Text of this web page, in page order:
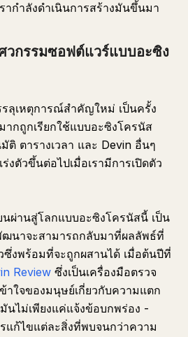
ากำลังดำเนินการสร้างมันขึ้นมา
วกรรมซอฟต์แวร์แบบอะซิง
รลุเหตุการณ์สำคัญใหม่ เป็นครั้ง
กถูกเรียกใช้แบบอะซิงโครนัส
ติ ตารางเวลา และ Devin อื่นๆ
ร่งตัวขึ้นต่อไปเมื่อเรามีการเปิดตัว
นผ่านสู่โลกแบบอะซิงโครนัสนี้ เป็น
นาจะสามารถกลับมาที่ผลลัพธ์ที่
ซึ่งพร้อมที่จะถูกผสานได้ เมื่อต้นปีที่
Review ซึ่งเป็นเครื่องมือตรวจ
าใจของมนุษย์เกี่ยวกับความแตก
ไม่เพียงแค่แจ้งข้อบกพร่อง -
แก้ไขแต่ละสิ่งที่พบจนกว่าความ